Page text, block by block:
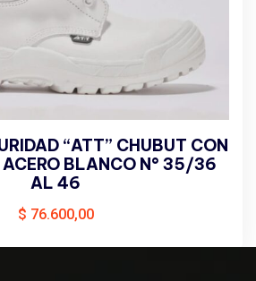
“ATT” CHUBUT CON
ACERO BLANCO N° 35/36
AL 46
$ 76.600,00